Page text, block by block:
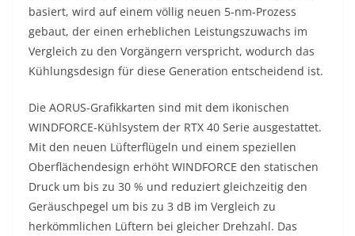
basiert, wird auf einem völlig neuen 5-nm-Prozess
gebaut, der einen erheblichen Leistungszuwachs im
Vergleich zu den Vorgängern verspricht, wodurch das
Kühlungsdesign für diese Generation entscheidend ist.
Die AORUS-Grafikkarten sind mit dem ikonischen
WINDFORCE-Kühlsystem der RTX 40 Serie ausgestattet.
Mit den neuen Lüfterflügeln und einem speziellen
Oberflächendesign erhöht WINDFORCE den statischen
Druck um bis zu 30 % und reduziert gleichzeitig den
Geräuschpegel um bis zu 3 dB im Vergleich zu
herkömmlichen Lüftern bei gleicher Drehzahl. Das